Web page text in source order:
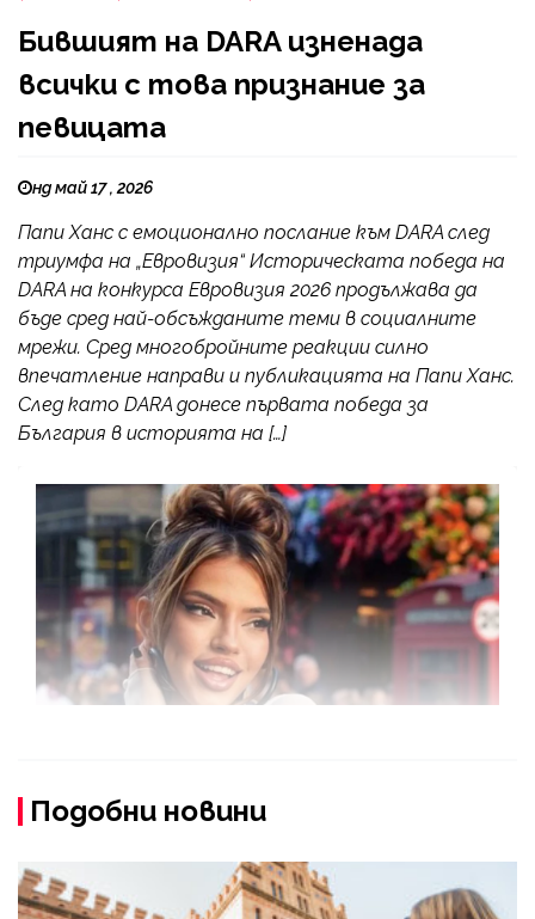
Бившият на DARA изненада
всички с това признание за
певицата
нд май 17 , 2026
Папи Ханс с емоционално послание към DARA след
триумфа на „Евровизия“ Историческата победа на
DARA на конкурса Евровизия 2026 продължава да
бъде сред най-обсъжданите теми в социалните
мрежи. Сред многобройните реакции силно
впечатление направи и публикацията на Папи Ханс.
След като DARA донесе първата победа за
България в историята на […]
Подобни новини